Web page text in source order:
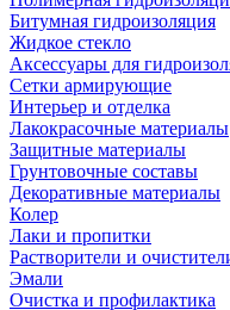
Битумная гидроизоляция
Жидкое стекло
Аксессуары для
Сетки армирующие
Интерьер и отделка
Лакокрасочные материалы
Защитные материалы
Грунтовочные составы
Декоративные материалы
Колер
Лаки и пропитки
Растворители и
Эмали
Очистка и профилактика